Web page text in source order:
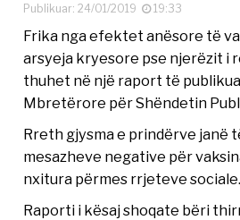
Publikuar: 24/01/2019
19:33
Frika nga efektet anësore të
arsyeja kryesore pse njerëzit i
thuhet në një raport të
Mbretërore për Shëndetin
Rreth gjysma e prindërve janë
mesazheve negative për
nxitura përmes rrjeteve sociale.
Raporti i kësaj shoqate bëri